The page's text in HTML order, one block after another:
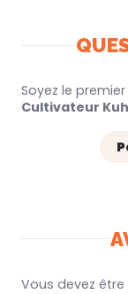
Soyez le
Cultivateur
Vous devez